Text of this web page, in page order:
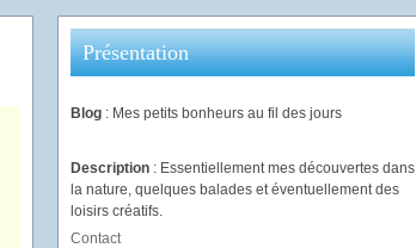
Présentation
Blog : Mes petits bonheurs au fil des jours
Description : Essentiellement mes découvertes dans
la nature, quelques balades et éventuellement des
loisirs créatifs.
Contact